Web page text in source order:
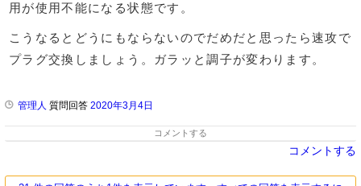
用が使用不能になる状態です。
こうなるとどうにもならないのでだめだと思ったら速攻で
プラグ交換しましょう。ガラッと調子が変わります。
管理人 質問回答 2020年3月4日
コメントする
コメントする